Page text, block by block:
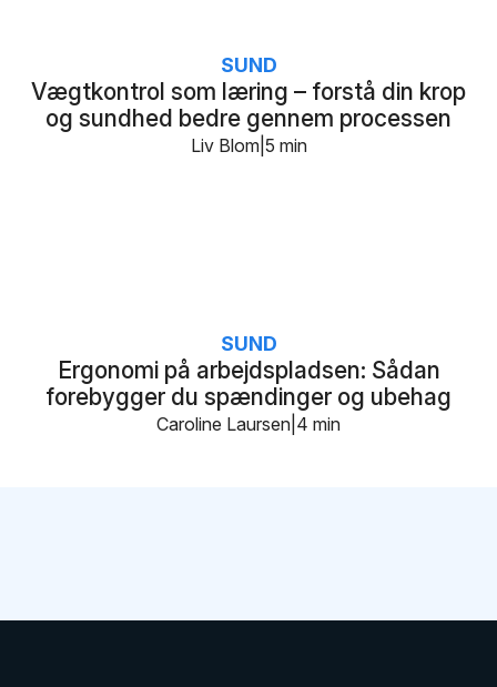
Vægtkontrol som læring – forstå din krop
og sundhed bedre gennem processen
SUND
5 min
Liv Blom
Ergonomi på arbejdspladsen: Sådan
forebygger du spændinger og ubehag
SUND
4 min
Caroline Laursen